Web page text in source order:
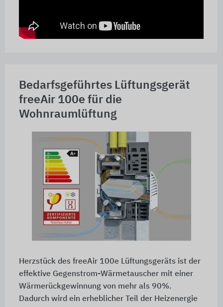
Bedarfsgeführtes Lüftungsgerät
freeAir 100e für die
Wohnraumlüftung
Herzstück des freeAir 100e Lüftungsgeräts ist der
effektive Gegenstrom-Wärmetauscher mit einer
Wärmerückgewinnung von mehr als 90%.
Dadurch wird ein erheblicher Teil der Heizenergie